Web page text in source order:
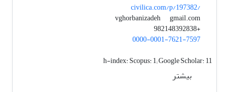
civilica.com/p/197382/
vghorbanizadeh
gmail.com
+982148392838
0000-0001-7621-7597
h-index:Scopus: 1; Google Scholar: 11
بیشتر